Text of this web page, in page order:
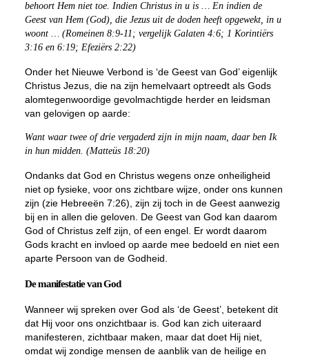
behoort Hem niet toe. Indien Christus in u is … En indien de
Geest van Hem (God), die Jezus uit de doden heeft opgewekt, in u
woont … (Romeinen 8:9-11; vergelijk Galaten 4:6; 1 Korintiërs
3:16 en 6:19; Efeziërs 2:22)
Onder het Nieuwe Verbond is ‘de Geest van God’ eigenlijk
Christus Jezus, die na zijn hemelvaart optreedt als Gods
alomtegenwoordige gevolmachtigde herder en leidsman
van gelovigen op aarde:
Want waar twee of drie vergaderd zijn in mijn naam, daar ben Ik
in hun midden. (Matteüs 18:20)
Ondanks dat God en Christus wegens onze onheiligheid
niet op fysieke, voor ons zichtbare wijze, onder ons kunnen
zijn (zie Hebreeën 7:26), zijn zij toch in de Geest aanwezig
bij en in allen die geloven. De Geest van God kan daarom
God of Christus zelf zijn, of een engel. Er wordt daarom
Gods kracht en invloed op aarde mee bedoeld en niet een
aparte Persoon van de Godheid.
De manifestatie van God
Wanneer wij spreken over God als ‘de Geest’, betekent dit
dat Hij voor ons onzichtbaar is. God kan zich uiteraard
manifesteren, zichtbaar maken, maar dat doet Hij niet,
omdat wij zondige mensen de aanblik van de heilige en